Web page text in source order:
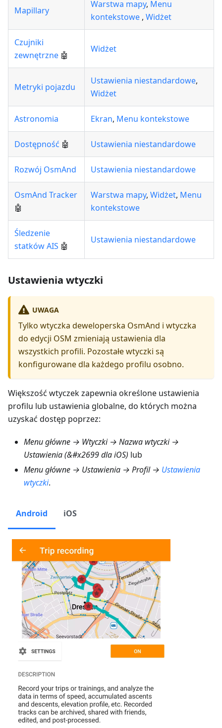
Mapillary
Warstwa mapy, Menu
kontekstowe , Widżet
Czujniki
zewnętrzne 🤖
Widżet
Metryki pojazdu
Ustawienia niestandardowe,
Widżet
Astronomia Ekran, Menu kontekstowe
Dostępność 🤖 Ustawienia niestandardowe
Rozwój OsmAnd Ustawienia niestandardowe
OsmAnd Tracker
🤖
Warstwa mapy, Widżet, Menu
kontekstowe
Śledzenie
statków AIS 🤖
Ustawienia niestandardowe
Ustawienia wtyczki
UWAGA
Tylko wtyczka deweloperska OsmAnd i wtyczka
do edycji OSM zmieniają ustawienia dla
wszystkich profili. Pozostałe wtyczki są
konfigurowane dla każdego profilu osobno.
Większość wtyczek zapewnia określone ustawienia
profilu lub ustawienia globalne, do których można
uzyskać dostęp poprzez:
Menu główne → Wtyczki → Nazwa wtyczki →
Ustawienia (&#x2699 dla iOS) lub
Menu główne → Ustawienia → Profil → Ustawienia
wtyczki.
Android iOS